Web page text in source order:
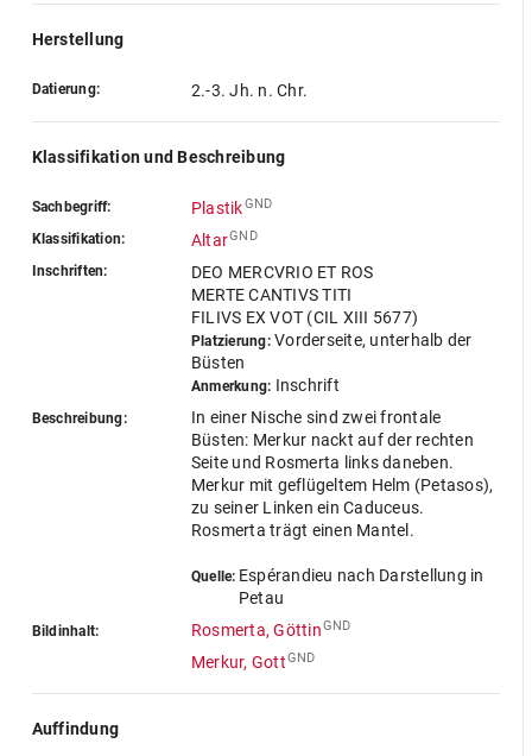
Herstellung
Datierung: 2.-3. Jh. n. Chr.
Klassifikation und Beschreibung
Sachbegriff: PlastikGND
Klassifikation: AltarGND
Inschriften:
DEO MERCVRIO ET ROS
MERTE CANTIVS TITI
FILIVS EX VOT (CIL XIII 5677)
Platzierung:Vorderseite, unterhalb der
Büsten
Anmerkung: Inschrift
Beschreibung:
In einer Nische sind zwei frontale
Büsten: Merkur nackt auf der rechten
Seite und Rosmerta links daneben.
Merkur mit geflügeltem Helm (Petasos),
zu seiner Linken ein Caduceus.
Rosmerta trägt einen Mantel.
Quelle: Espérandieu nach Darstellung in
Petau
Bildinhalt: Rosmerta, GöttinGND
Merkur, GottGND
Auffindung